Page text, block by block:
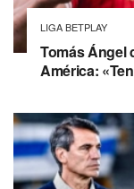
LIGA BETPLAY
Tomás Ángel
América: